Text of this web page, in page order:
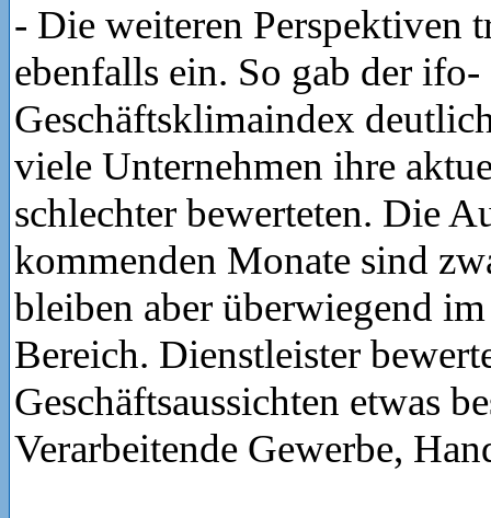
- Die weiteren Perspektiven
ebenfalls ein. So gab der ifo-
Geschäftsklimaindex
viele Unternehmen ihre
schlechter bewerteten. Die
kommenden Monate sind
bleiben aber überwiegend
Bereich. Dienstleister
Geschäftsaussichten etwas
Verarbeitende Gewerbe,